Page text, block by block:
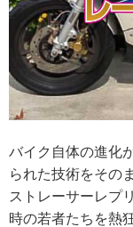
バイク自体の進化
られた技術をその
ストレーサーレプ
時の若者たちを熱